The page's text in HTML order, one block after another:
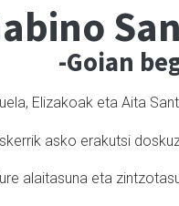
-Goian
Elizakoak eta Aita
asko erakutsi
alaitasuna eta